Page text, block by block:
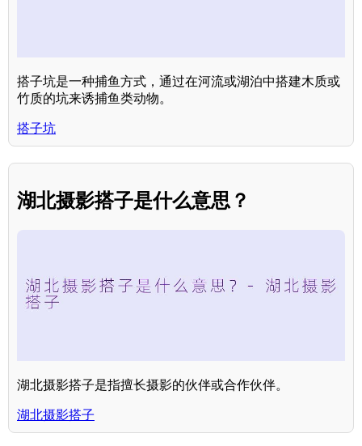
搭子坑是一种捕鱼方式，通过在河流或湖泊中搭建木质或
竹质的坑来诱捕鱼类动物。
搭子坑
湖北摄影搭子是什么意思？
湖北摄影搭子是指擅长摄影的伙伴或合作伙伴。
湖北摄影搭子